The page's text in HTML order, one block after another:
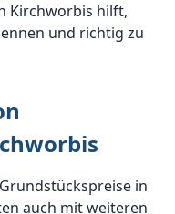
Kirchworbis hilft,
und richtig zu
in
auch mit weiteren